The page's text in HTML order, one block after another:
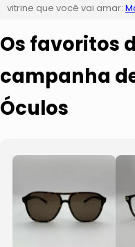
vitrine que você vai amar:
Os favoritos
campanha
Óculos